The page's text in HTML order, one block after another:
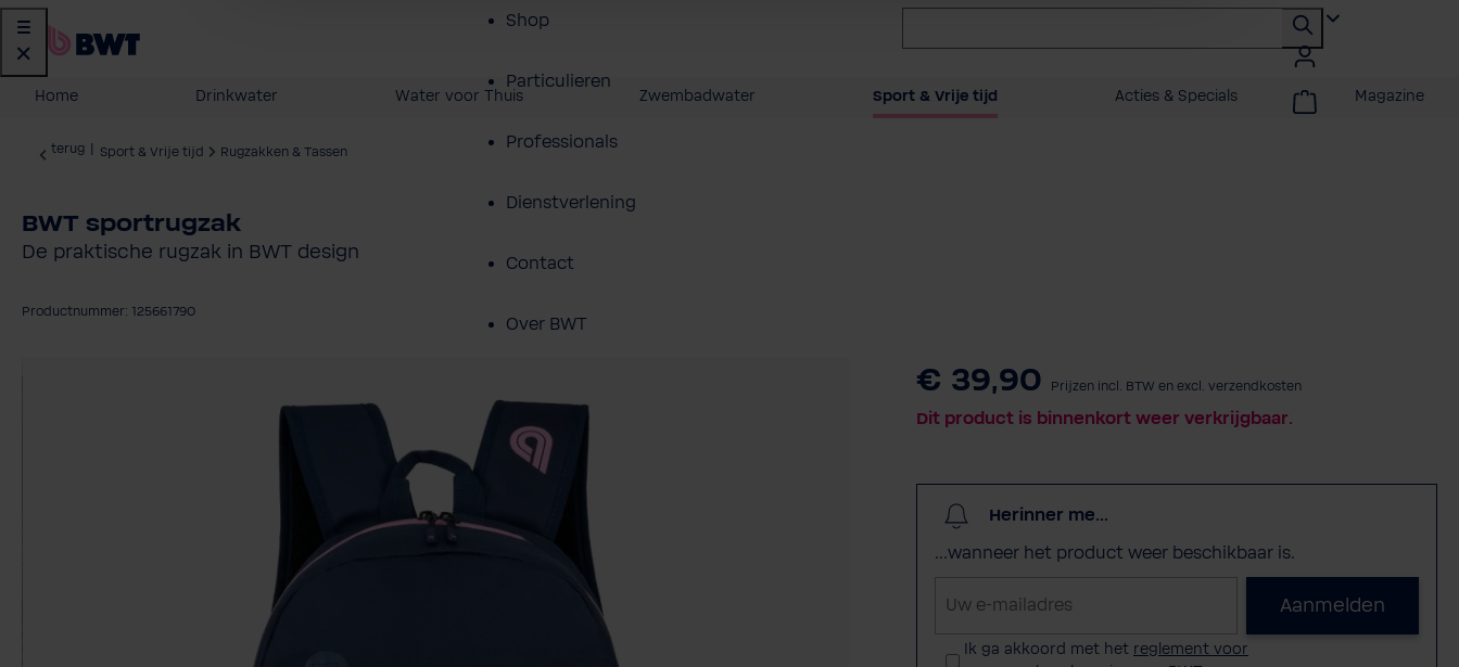
Shop
Particulieren
Professionals
Dienstverlening
Contact
Over BWT
Home Drinkwater Water voor Thuis Zwembadwater Sport & Vrije tijd Acties & Specials Magazine
terug Sport & Vrije tijd Rugzakken & Tassen
BWT sportrugzak
De praktische rugzak in BWT design
Productnummer: 125661790
€ 39,90 Prijzen incl. BTW en excl. verzendkosten
Dit product is binnenkort weer verkrijgbaar.
Herinner me...
...wanneer het product weer beschikbaar is.
Aanmelden
Ik ga akkoord met het reglement voor